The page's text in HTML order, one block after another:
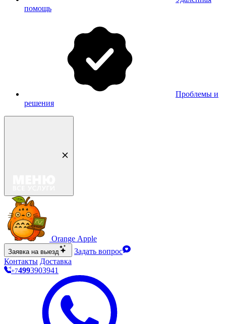
помощь
Проблемы и
решения
Orange Apple
Заявка на выезд
Задать вопрос
Контакты Доставка
+74993903941